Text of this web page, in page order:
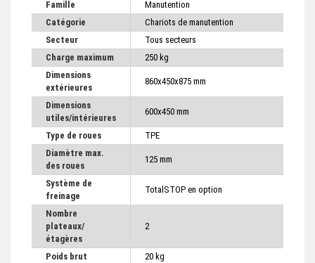
Famille
Manutention
Catégorie
Chariots de manutention
Secteur
Tous secteurs
Charge maximum
250 kg
Dimensions
extérieures
860x450x875 mm
Dimensions
utiles/intérieures
600x450 mm
Type de roues
TPE
Diamètre max.
des roues
125 mm
Système de
freinage
TotalSTOP en option
Nombre
plateaux/
étagères
2
Poids brut
20 kg